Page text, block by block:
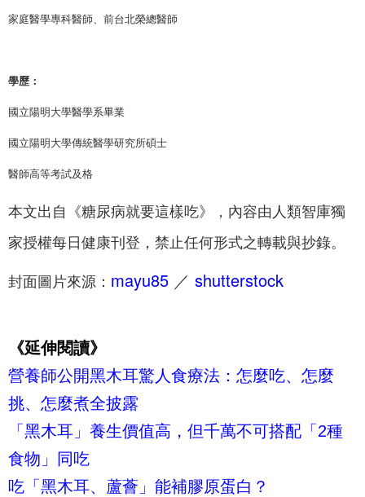
家庭醫學專科醫師、前台北榮總醫師
學歷：
國立陽明大學醫學系畢業
國立陽明大學傳統醫學研究所碩士
醫師高等考試及格
本文出自《糖尿病就要這樣吃》，內容由人類智庫獨
家授權每日健康刊登，禁止任何形式之轉載與抄錄。
封面圖片來源： mayu85 ／ shutterstock
《延伸閱讀》
營養師公開黑木耳驚人食療法：怎麼吃、怎麼
挑、怎麼煮全披露
「黑木耳」養生價值高，但千萬不可搭配「2種
食物」同吃
吃「黑木耳、蘆薈」能補膠原蛋白？